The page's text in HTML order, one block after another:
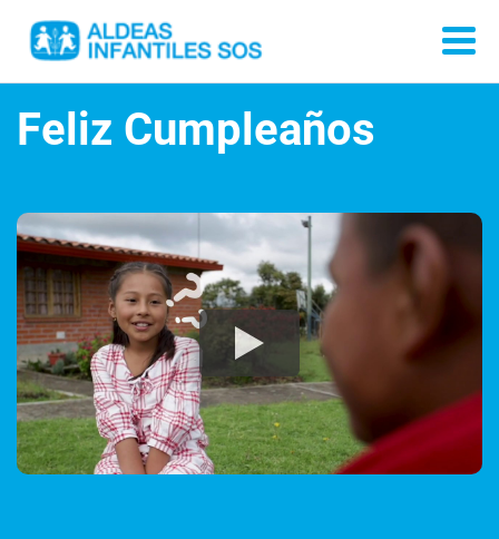
Feliz Cumpleaños